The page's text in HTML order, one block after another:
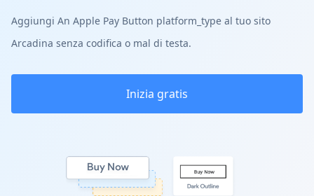
Aggiungi An Apple Pay Button platform_type al tuo sito
Arcadina senza codifica o mal di testa.
Inizia gratis